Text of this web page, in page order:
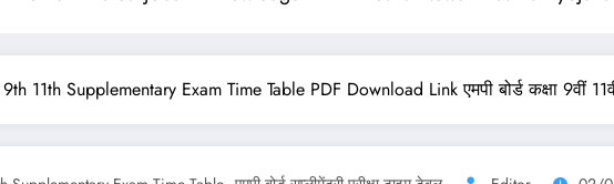
11th Supplementary Exam Time Table PDF Download Link एमपी बोर्ड कक्षा 9वीं